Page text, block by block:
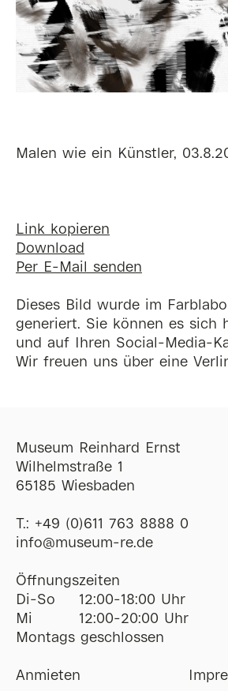
Malen wie ein Künstler,
Link kopieren
Download
Per E-Mail senden
Dieses Bild wurde im
generiert. Sie können es sich
und auf Ihren Social-Media-
Wir freuen uns über eine
Museum Reinhard Ernst
Wilhelmstraße 1
65185 Wiesbaden
T.: +49 (0)611 763 8888 0
ofni@museum-re de
Öffnungszeiten
Di-So
12:00-18:00 Uhr
Mi
12:00-20:00 Uhr
Montags geschlossen
Anmieten